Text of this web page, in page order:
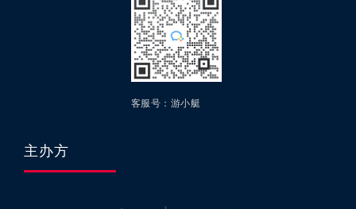
客服号：游小艇
主办方